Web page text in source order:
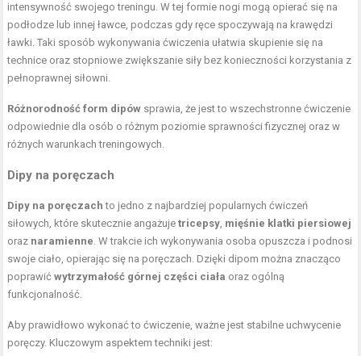
intensywność swojego treningu. W tej formie nogi mogą opierać się na
podłodze lub innej ławce, podczas gdy ręce spoczywają na krawędzi
ławki. Taki sposób wykonywania ćwiczenia ułatwia skupienie się na
technice oraz stopniowe zwiększanie siły bez konieczności korzystania z
pełnoprawnej siłowni.
Różnorodność form dipów sprawia, że jest to wszechstronne ćwiczenie
odpowiednie dla osób o różnym poziomie sprawności fizycznej oraz w
różnych warunkach treningowych.
Dipy na poręczach
Dipy na poręczach to jedno z najbardziej popularnych ćwiczeń
siłowych, które skutecznie angażujetricepsy, mięśnie klatki piersiowej
oraz naramienne. W trakcie ich wykonywania osoba opuszcza i podnosi
swoje ciało, opierając się na poręczach. Dzięki dipom można znacząco
poprawićwytrzymałość górnej części ciała oraz ogólną
funkcjonalność.
Aby prawidłowo wykonać to ćwiczenie, ważne jest stabilne uchwycenie
poręczy. Kluczowym aspektem techniki jest: